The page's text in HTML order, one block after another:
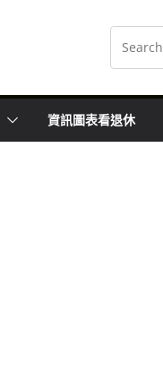
資訊圖表看退休